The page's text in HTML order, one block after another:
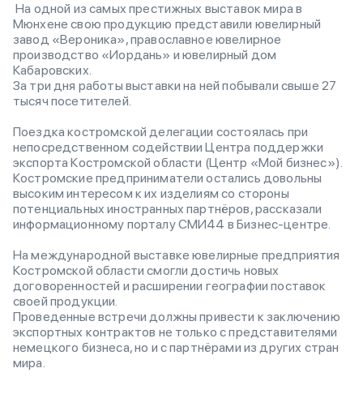
На одной из самых престижных выставок мира в
Мюнхене свою продукцию представили ювелирный
завод «Вероника», православное ювелирное
производство «Иордань» и ювелирный дом
Кабаровских.
За три дня работы выставки на ней побывали свыше 27
тысяч посетителей.
Поездка костромской делегации состоялась при
непосредственном содействии Центра поддержки
экспорта Костромской области (Центр «Мой бизнес»).
Костромские предприниматели остались довольны
высоким интересом к их изделиям со стороны
потенциальных иностранных партнёров, рассказали
информационному порталу СМИ44 в Бизнес-центре.
На международной выставке ювелирные предприятия
Костромской области смогли достичь новых
договоренностей и расширении географии поставок
своей продукции.
Проведенные встречи должны привести к заключению
экспортных контрактов не только с представителями
немецкого бизнеса, но и с партнёрами из других стран
мира.